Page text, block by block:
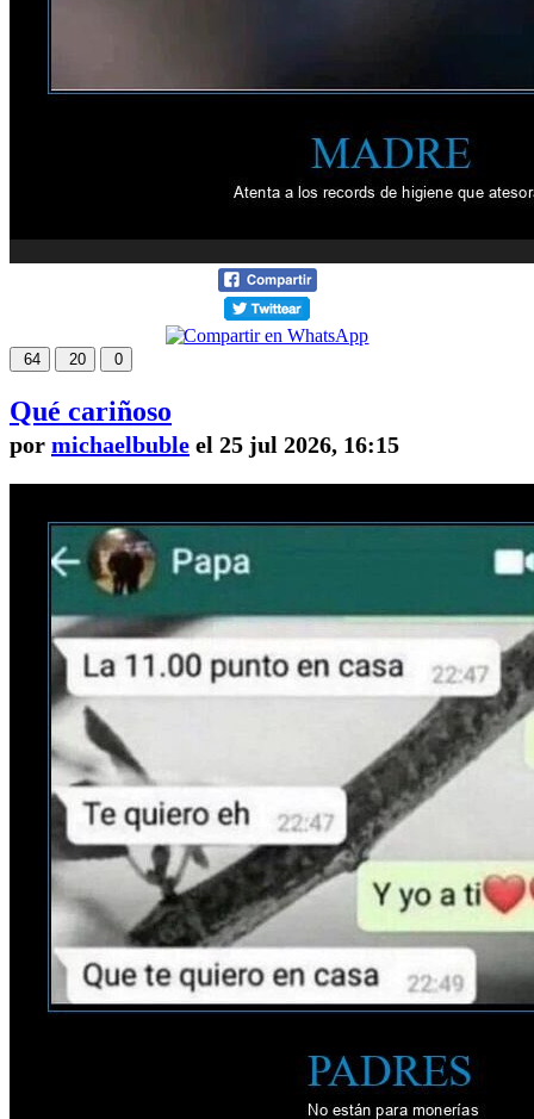
64 20 0
Qué cariñoso
por michaelbuble el 25 jul 2026, 16:15